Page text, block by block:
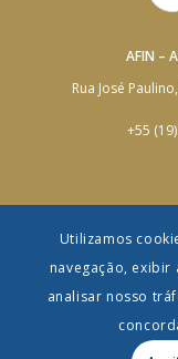
AFIN –
Rua José
+55
Utilizamos
navegação,
analisar nosso